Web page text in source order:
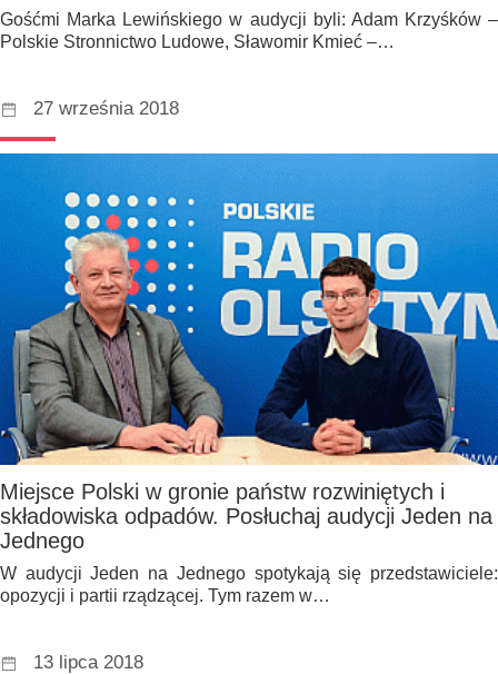
Gośćmi Marka Lewińskiego w audycji byli: Adam Krzyśków –
Polskie Stronnictwo Ludowe, Sławomir Kmieć –…
27 września 2018
Miejsce Polski w gronie państw rozwiniętych i
składowiska odpadów. Posłuchaj audycji Jeden na
Jednego
W audycji Jeden na Jednego spotykają się przedstawiciele:
opozycji i partii rządzącej. Tym razem w…
13 lipca 2018